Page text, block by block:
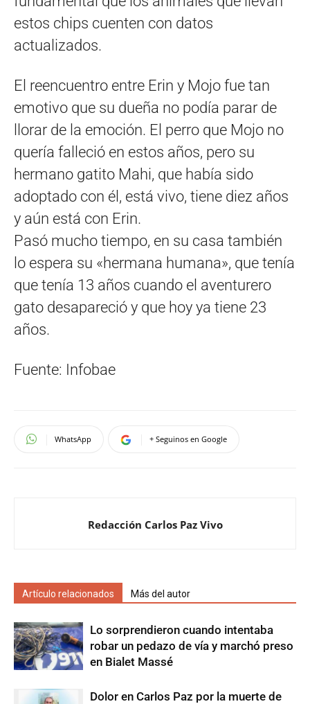
estos chips cuenten con datos
actualizados.
El reencuentro entre Erin y Mojo fue tan
emotivo que su dueña no podía parar de
llorar de la emoción. El perro que Mojo no
quería falleció en estos años, pero su
hermano gatito Mahi, que había sido
adoptado con él, está vivo, tiene diez años
y aún está con Erin.
Pasó mucho tiempo, en su casa también
lo espera su «hermana humana», que tenía
que tenía 13 años cuando el aventurero
gato desapareció y que hoy ya tiene 23
años.
Fuente: Infobae
WhatsApp + Seguinos en Google
Redacción Carlos Paz Vivo
Artículo relacionados Más del autor
Lo sorprendieron cuando intentaba
robar un pedazo de vía y marchó preso
en Bialet Massé
Dolor en Carlos Paz por la muerte de